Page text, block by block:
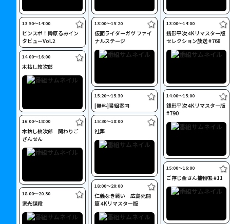
13:50〜14:00
ピンスポ！榊原るみイン
タビューVol.2
14:00〜16:00
木枯し紋次郎
16:00〜18:00
木枯し紋次郎 関わりご
ざんせん
18:00〜20:30
家光謀殺
13:00〜15:20
仮面ライダーガヴ ファイ
ナルステージ
15:20〜15:30
[無料]番組案内
15:30〜18:00
社葬
18:00〜20:00
仁義なき戦い 広島死闘
篇 4Kリマスター版
13:00〜14:00
銭形平次 4Kリマスター版
セレクション放送 #768
14:00〜15:00
銭形平次 4Kリマスター版
#790
15:00〜16:00
ご存じ金さん捕物帳 #11